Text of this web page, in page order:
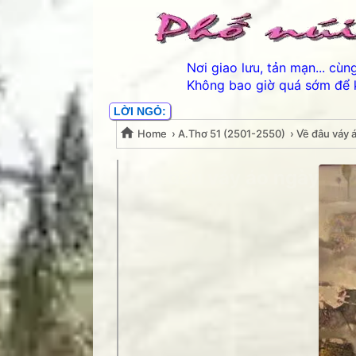
Nơi giao lưu, tản mạn...
Không bao giờ quá sớm để
LỜI NGỎ:
Home › A.Thơ 51 (2501-2550) › Về đâu váy
Về đâu váy áo ngày